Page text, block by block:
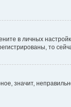
в личных
то
значит,